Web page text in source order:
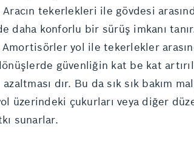
tekerlekleri ile gövdesi
daha konforlu bir sürüş imkanı
yol ile tekerlekler
güvenliğin kat be kat
dır. Bu da sık sık bakım
üzerindeki çukurları veya diğer
sunarlar.